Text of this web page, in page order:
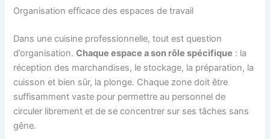
Organisation efficace des espaces de travail
Dans une cuisine professionnelle, tout est question
d’organisation.Chaque espace a son rôle spécifique : la
réception des marchandises, le stockage, la préparation, la
cuisson et bien sûr, la plonge. Chaque zone doit être
suffisamment vaste pour permettre au personnel de
circuler librement et de se concentrer sur ses tâches sans
gêne.